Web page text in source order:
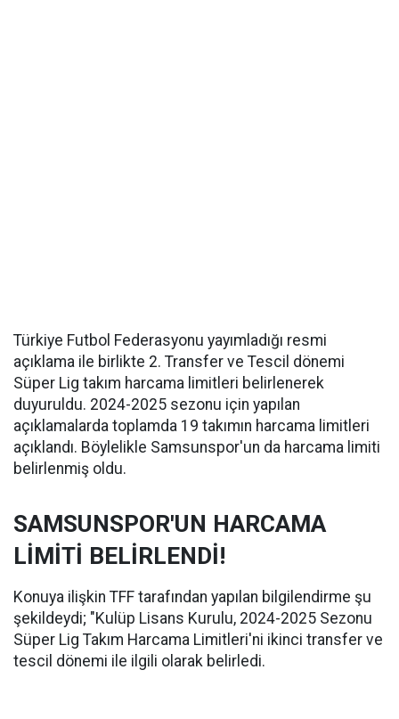
Türkiye Futbol Federasyonu yayımladığı resmi
açıklama ile birlikte 2. Transfer ve Tescil dönemi
Süper Lig takım harcama limitleri belirlenerek
duyuruldu. 2024-2025 sezonu için yapılan
açıklamalarda toplamda 19 takımın harcama limitleri
açıklandı. Böylelikle Samsunspor'un da harcama limiti
belirlenmiş oldu.
SAMSUNSPOR'UN HARCAMA
LİMİTİ BELİRLENDİ!
Konuya ilişkin TFF tarafından yapılan bilgilendirme şu
şekildeydi; "Kulüp Lisans Kurulu, 2024-2025 Sezonu
Süper Lig Takım Harcama Limitleri'ni ikinci transfer ve
tescil dönemi ile ilgili olarak belirledi.